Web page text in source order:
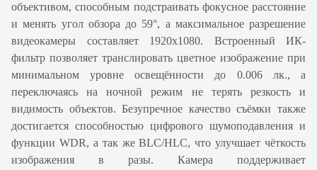
объективом, способным подстраивать фокусное расстояние
и менять угол обзора до 59°, а максимальное разрешение
видеокамеры составляет 1920х1080. Встроенный ИК-
фильтр позволяет транслировать цветное изображение при
минимальном уровне освещённости до 0.006 лк., а
переключаясь на ночной режим не терять резкость и
видимость объектов. Безупречное качество съёмки также
достигается способностью цифрового шумоподавления и
функции WDR, а так же BLC/HLC, что улучшает чёткость
изображения в разы. Камера поддерживает